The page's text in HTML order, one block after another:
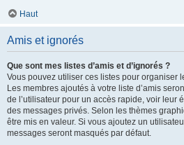
Haut
Amis et ignorés
Que sont mes listes d’amis et d’ignorés ?
Vous pouvez utiliser ces listes pour organiser
Les membres ajoutés à votre liste d’amis
de l’utilisateur pour un accès rapide, voir leur
des messages privés. Selon les thèmes
être mis en valeur. Si vous ajoutez un
messages seront masqués par défaut.